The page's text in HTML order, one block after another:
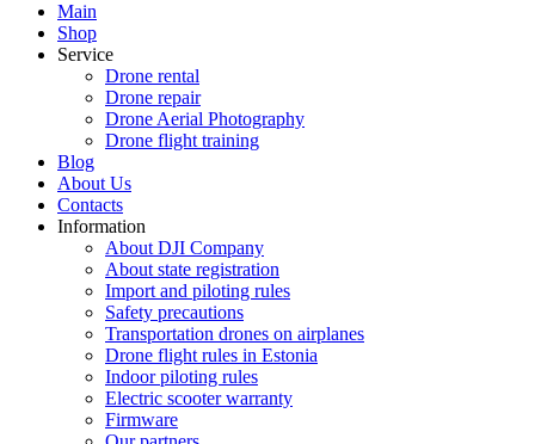
Main
Shop
Service
Drone rental
Drone repair
Drone Aerial Photography
Drone flight training
Blog
About Us
Contacts
Information
About DJI Company
About state registration
Import and piloting rules
Safety precautions
Transportation drones on airplanes
Drone flight rules in Estonia
Indoor piloting rules
Electric scooter warranty
Firmware